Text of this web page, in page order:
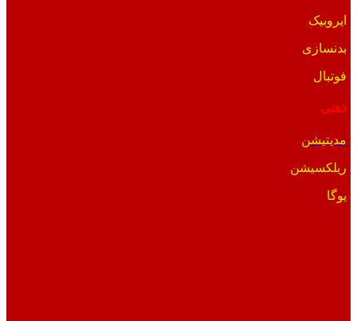
ایروبیک
بدنسازی
فوتبال
ذهنی
مدیتیشن
ریلکسیشن
یوگا